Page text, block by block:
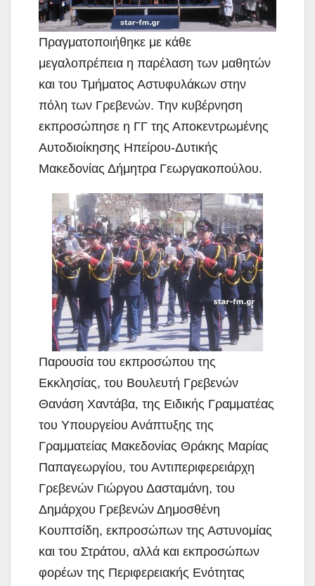
Πραγματοποιήθηκε με κάθε
μεγαλοπρέπεια η παρέλαση των μαθητών
και του Τμήματος Αστυφυλάκων στην
πόλη των Γρεβενών. Την κυβέρνηση
εκπροσώπησε η ΓΓ της Αποκεντρωμένης
Αυτοδιοίκησης Ηπείρου-Δυτικής
Μακεδονίας Δήμητρα Γεωργακοπούλου.
Παρουσία του εκπροσώπου της
Εκκλησίας, του Βουλευτή Γρεβενών
Θανάση Χαντάβα, της Ειδικής Γραμματέας
του Υπουργείου Ανάπτυξης της
Γραμματείας Μακεδονίας Θράκης Μαρίας
Παπαγεωργίου, του Αντιπεριφερειάρχη
Γρεβενών Γιώργου Δασταμάνη, του
Δημάρχου Γρεβενών Δημοσθένη
Κουπτσίδη, εκπροσώπων της Αστυνομίας
και του Στράτου, αλλά και εκπροσώπων
φορέων της Περιφερειακής Ενότητας